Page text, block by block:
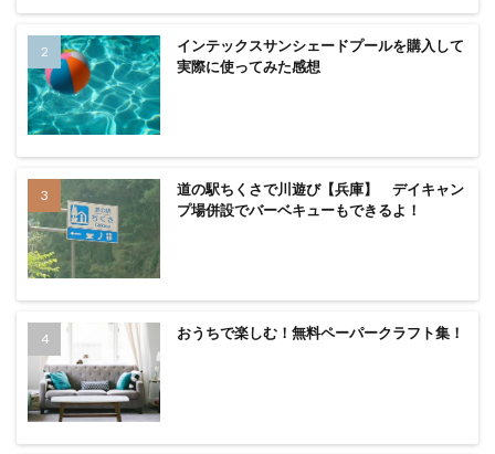
インテックスサンシェードプールを購入して
実際に使ってみた感想
道の駅ちくさで川遊び【兵庫】 デイキャン
プ場併設でバーベキューもできるよ！
おうちで楽しむ！無料ペーパークラフト集！